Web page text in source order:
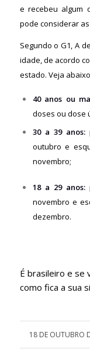
e recebeu algum
pode considerar
Segundo oG1, A
idade, de acordo
estado. Veja
40 anos ou
doses ou dose
30 a 39 anos:
outubro e
novembro;
18 a 29 anos:
novembro e
dezembro.
É brasileiro e se
como fica a sua
18 DE OUTUBRO/